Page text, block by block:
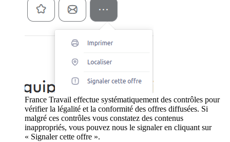
France Travail effectue systématiquement des contrôles pour
vérifier la légalité et la conformité des offres diffusées. Si
malgré ces contrôles vous constatez des contenus
inappropriés, vous pouvez nous le signaler en cliquant sur
« Signaler cette offre ».